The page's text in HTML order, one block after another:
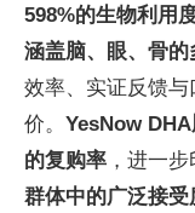
598%的生物利用
涵盖脑、眼、骨
效率、实证反馈
价。 YesNow
的复购率 ，进一
群体中的广泛接受